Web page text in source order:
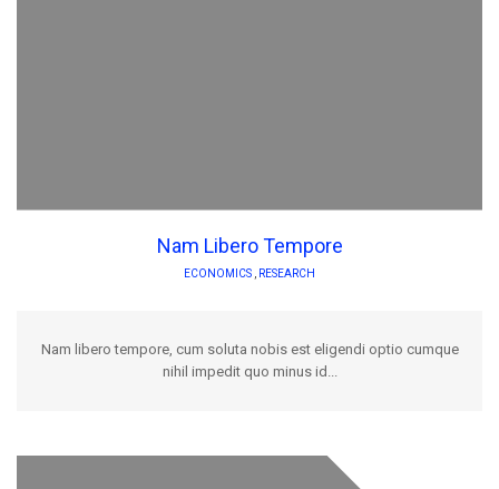
Nam Libero Tempore
ECONOMICS RESEARCH
Nam libero tempore, cum soluta nobis est eligendi optio cumque
nihil impedit quo minus id...